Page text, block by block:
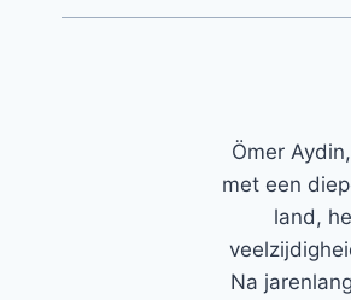
Ömer
met een
land,
Na